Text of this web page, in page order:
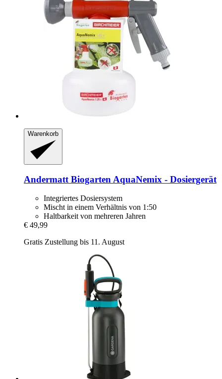
Warenkorb
Andermatt Biogarten AquaNemix -​ Dosiergerät
Integriertes Dosiersystem
Mischt in einem Verhältnis von 1:50
Haltbarkeit von mehreren Jahren
€ 49,99
Gratis Zustellung bis 11. August